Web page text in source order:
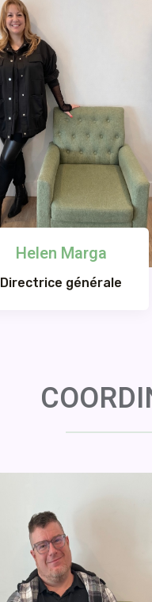
Helen Marga
Directrice générale